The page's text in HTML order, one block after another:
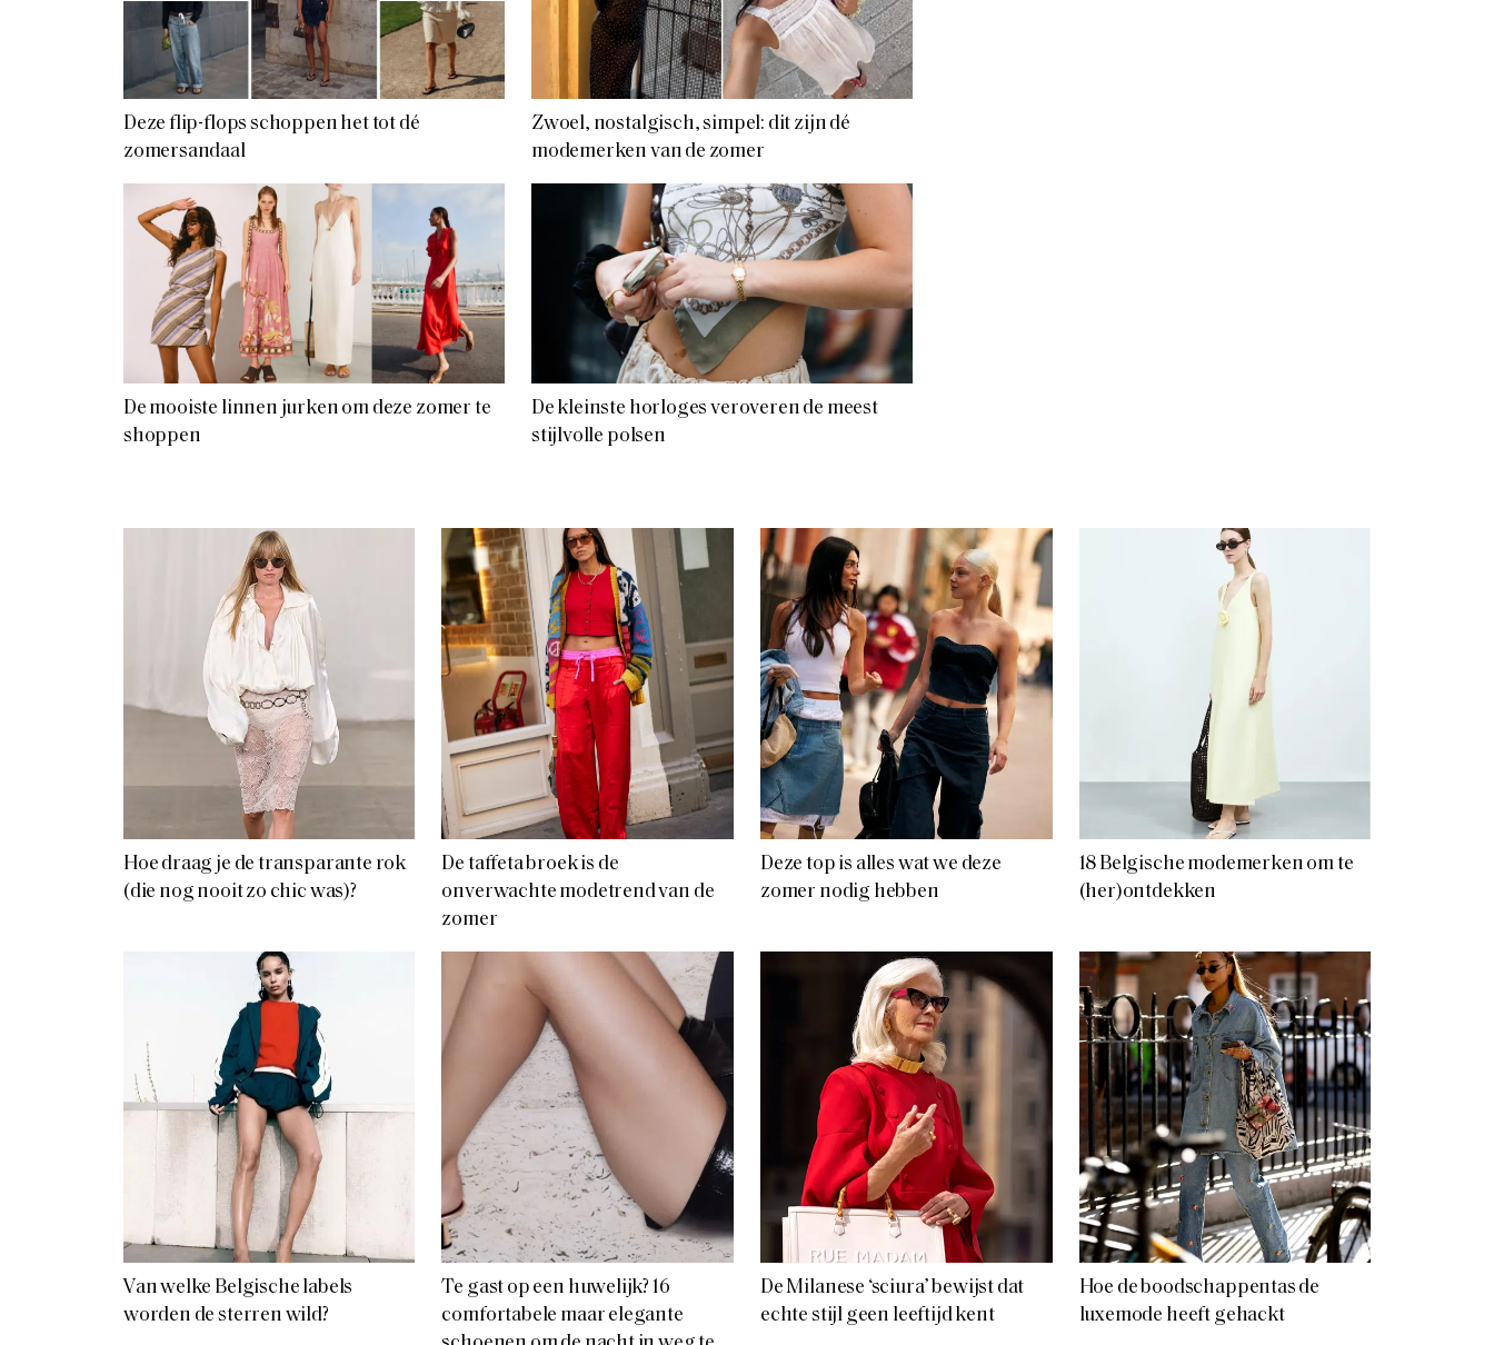
Deze flip-flops schoppen het tot dé
zomersandaal
Zwoel, nostalgisch, simpel: dit zijn dé
modemerken van de zomer
De mooiste linnen jurken om deze zomer te
shoppen
De kleinste horloges veroveren de meest
stijlvolle polsen
Hoe draag je de transparante rok
(die nog nooit zo chic was)?
De taffeta broek is de
onverwachte modetrend van de
zomer
Deze top is alles wat we deze
zomer nodig hebben
18 Belgische modemerken om te
(her)ontdekken
Van welke Belgische labels
worden de sterren wild?
Te gast op een huwelijk? 16
comfortabele maar elegante
De Milanese ‘sciura’ bewijst dat
echte stijl geen leeftijd kent
Hoe de boodschappentas de
luxemode heeft gehackt